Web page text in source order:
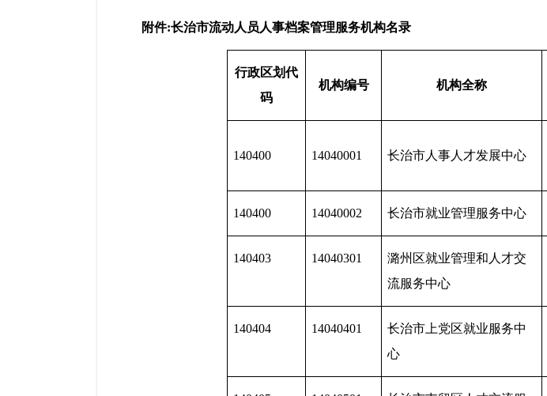
附件:长治市流动人员人事档案管理服务机构名录
行政区划代
码
机构编号 机构全称
140400 14040001 长治市人事人才发展中心
140400 14040002 长治市就业管理服务中心
140403 14040301
潞州区就业管理和人才交
流服务中心
140404 14040401
长治市上党区就业服务中
心